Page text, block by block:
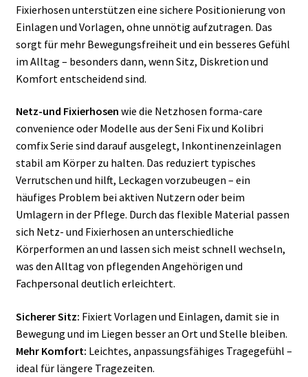
Fixierhosen unterstützen eine sichere Positionierung von
Einlagen und Vorlagen, ohne unnötig aufzutragen. Das
sorgt für mehr Bewegungsfreiheit und ein besseres Gefühl
im Alltag – besonders dann, wenn Sitz, Diskretion und
Komfort entscheidend sind.
Netz-und Fixierhosen wie die Netzhosen forma-care
convenience oder Modelle aus der Seni Fix und Kolibri
comfix Serie sind darauf ausgelegt, Inkontinenzeinlagen
stabil am Körper zu halten. Das reduziert typisches
Verrutschen und hilft, Leckagen vorzubeugen – ein
häufiges Problem bei aktiven Nutzern oder beim
Umlagern in der Pflege. Durch das flexible Material passen
sich Netz- und Fixierhosen an unterschiedliche
Körperformen an und lassen sich meist schnell wechseln,
was den Alltag von pflegenden Angehörigen und
Fachpersonal deutlich erleichtert.
Sicherer Sitz: Fixiert Vorlagen und Einlagen, damit sie in
Bewegung und im Liegen besser an Ort und Stelle bleiben.
Mehr Komfort: Leichtes, anpassungsfähiges Tragegefühl –
ideal für längere Tragezeiten.